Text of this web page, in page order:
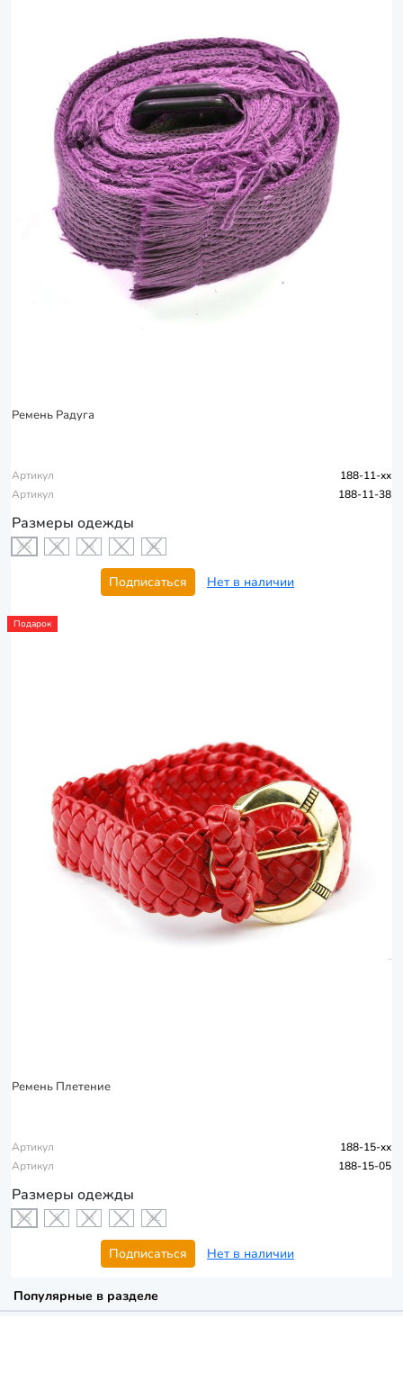
Ремень Радуга
Артикул
188-11-xx
Артикул
188-11-38
Размеры одежды
XS S M L XL
Подписаться Нет в наличии
Подарок
Ремень Плетение
Артикул
188-15-xx
Артикул
188-15-05
Размеры одежды
XS S M L XL
Подписаться Нет в наличии
Популярные в разделе